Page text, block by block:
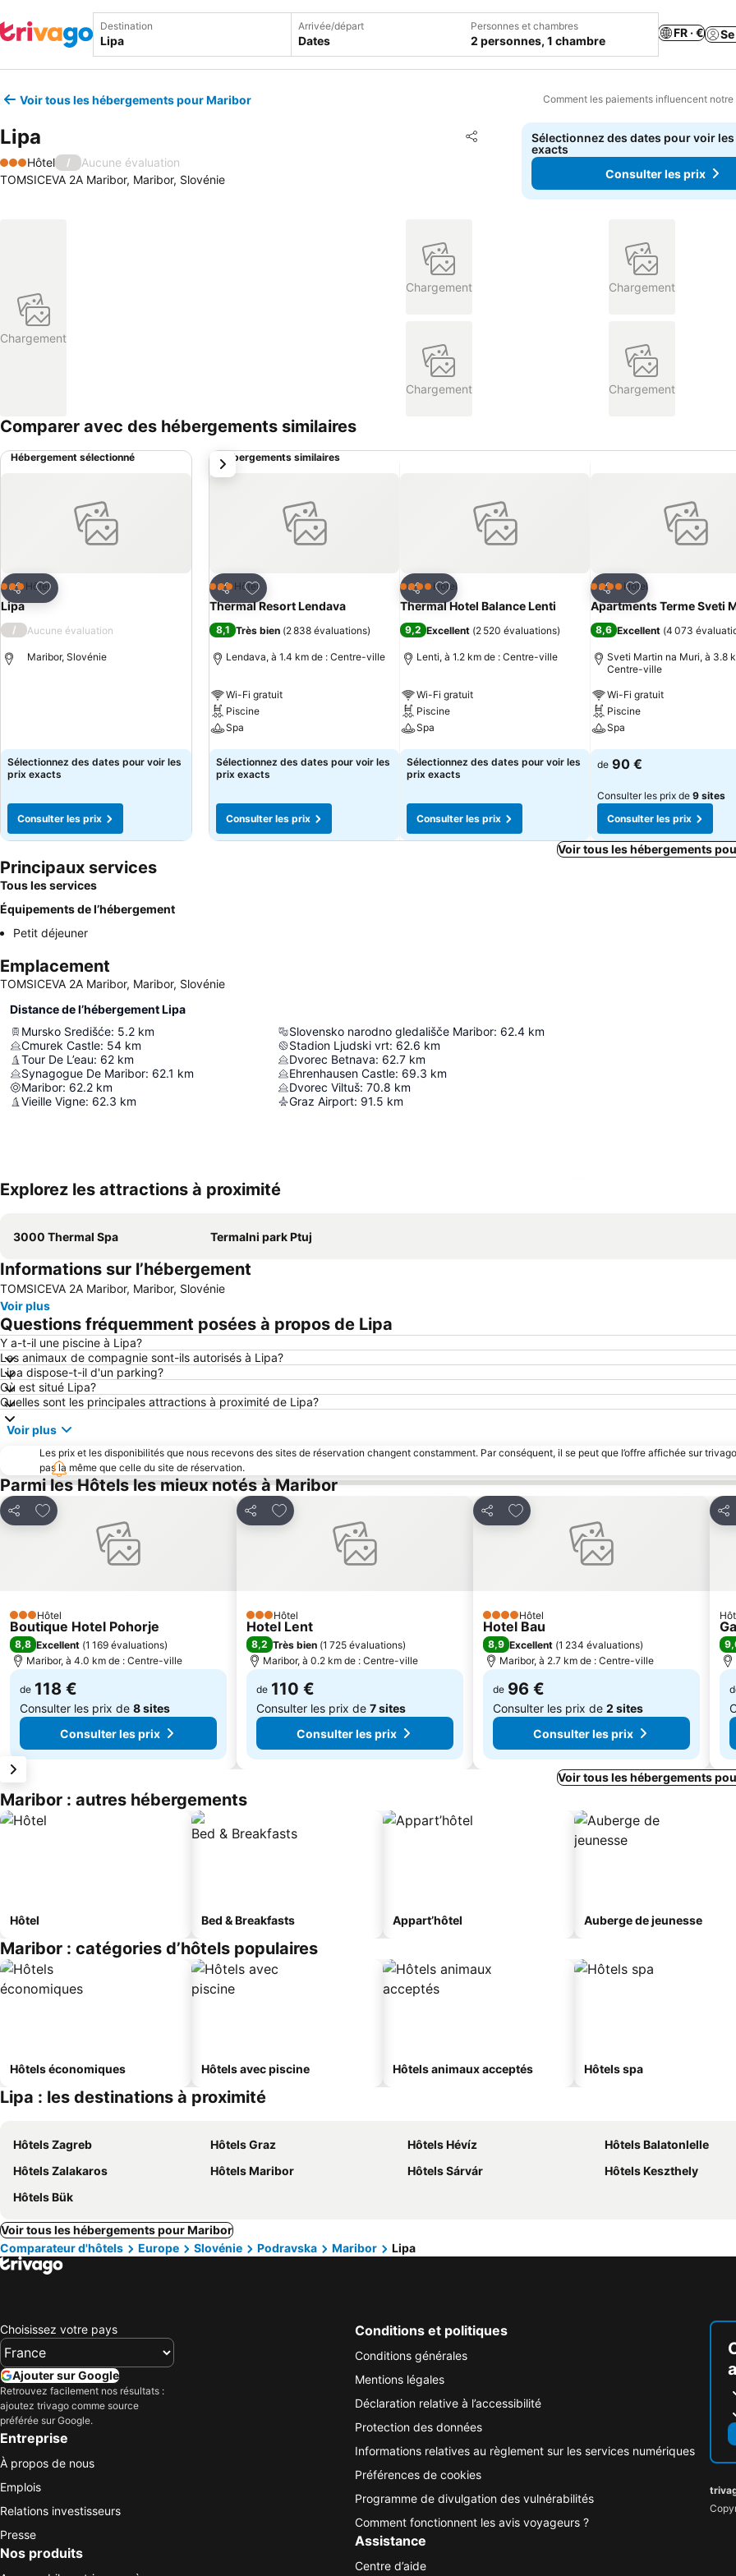
Destination Arrivée/départ
Dates
Personnes et chambres
2 personnes, 1 chambre
FR · €
Voir tous les hébergements pour Maribor Comment les paiements influencent
Lipa Partager
Ajouter à mes favoris
3 Étoiles
Hôtel /
Aucune évaluation
TOMSICEVA 2A Maribor, Maribor, Slovénie
Sélectionnez des dates pour voir
exacts
Consulter les prix
Chargement
Chargement Chargement
Chargement Chargement
Comparer avec des hébergements similaires
Hébergement sélectionné
Partager
Ajouter à mes favoris
3 ÉtoilesHôtel
Lipa
/ Aucune évaluation
Maribor, Slovénie
Sélectionnez des dates pour voir les
prix exacts
Consulter les prix
Hébergements similaires
Partager
Ajouter à mes favoris
3 ÉtoilesHôtel
Thermal Resort Lendava
8,1 Très bien (2 838 évaluations)
Lendava, à 1.4 km de : Centre-ville
Wi-Fi gratuit
Piscine
Spa
Consulter les prix
Sélectionnez des dates pour voir les
prix exacts
Consulter les prix
Partager
Ajouter à mes favoris
4 ÉtoilesHôtel
Thermal Hotel Balance Lenti
9,2 Excellent (2 520 évaluations)
Lenti, à 1.2 km de : Centre-ville
Wi-Fi gratuit
Piscine
Spa
Consulter les prix
Sélectionnez des dates pour voir les
prix exacts
Consulter les prix
Partager
Ajouter à mes
4 ÉtoilesHôtel
Apartments Terme Sveti
8,6 Excellent (4 073
Sveti Martin na Muri, à 3.8
Centre-ville
Wi-Fi gratuit
Piscine
Spa
Consulter les prix
de 90 €
Consulter les prix de 9 sites
Consulter les prix
suivant
Voir tous les hébergements
Principaux services
Tous les services
Équipements de l’hébergement
Petit déjeuner
Emplacement
TOMSICEVA 2A Maribor, Maribor, Slovénie
Distance de l’hébergement Lipa
Mursko Središće: 5.2 km
Cmurek Castle: 54 km
Tour De L’eau: 62 km
Synagogue De Maribor: 62.1 km
Maribor: 62.2 km
Vieille Vigne: 62.3 km
Slovensko narodno gledališče Maribor: 62.4 km
Stadion Ljudski vrt: 62.6 km
Dvorec Betnava: 62.7 km
Ehrenhausen Castle: 69.3 km
Dvorec Viltuš: 70.8 km
Graz Airport: 91.5 km
Explorez les attractions à proximité
3000 Thermal Spa Termalni park Ptuj
Informations sur l’hébergement
TOMSICEVA 2A Maribor, Maribor, Slovénie
Voir plus
Questions fréquemment posées à propos de Lipa
Y a-t-il une piscine à Lipa?
Les animaux de compagnie sont-ils autorisés à Lipa?
Lipa dispose-t-il d'un parking?
Où est situé Lipa?
Quelles sont les principales attractions à proximité de Lipa?
Voir plus
Les prix et les disponibilités que nous recevons des sites de réservation changent constamment. Par conséquent, il se peut que l’offre affichée sur
pas la même que celle du site de réservation.
Parmi les Hôtels les mieux notés à Maribor
Partager
Ajouter à mes favoris
3 Étoiles
Hôtel
Boutique Hotel Pohorje
8,8 Excellent (1 169 évaluations)
Maribor, à 4.0 km de : Centre-ville
de 118 €
Consulter les prix de 8 sites
Consulter les prix
Partager
Ajouter à mes favoris
3 Étoiles
Hôtel
Hotel Lent
8,2 Très bien (1 725 évaluations)
Maribor, à 0.2 km de : Centre-ville
de 110 €
Consulter les prix de 7 sites
Consulter les prix
Partager
Ajouter à mes favoris
4 ÉtoilesHôtel
Hotel Bau
8,9 Excellent (1 234 évaluations)
Maribor, à 2.7 km de : Centre-ville
de 96 €
Consulter les prix de 2 sites
Consulter les prix
Voir tous les hébergements
Maribor : autres hébergements
Hôtel Bed & Breakfasts Appart’hôtel Auberge de jeunesse
Maribor : catégories d’hôtels populaires
Hôtels économiques Hôtels avec piscine Hôtels animaux acceptés Hôtels spa
Lipa : les destinations à proximité
Hôtels Zagreb Hôtels Graz Hôtels Hévíz
Hôtels Balatonlelle
Hôtels Zalakaros
Hôtels Maribor Hôtels Sárvár
Hôtels Keszthely
Hôtels Bük
Voir tous les hébergements pour Maribor
Comparateur d'hôtels
Europe Slovénie Podravska Maribor Lipa
Choisissez votre pays
Ajouter sur Google
Retrouvez facilement nos résultats :
ajoutez trivago comme source
préférée sur Google.
Entreprise
À propos de nous
Emplois
Relations investisseurs
Presse
Nos produits
Conditions et politiques
Conditions générales
Mentions légales
Déclaration relative à l’accessibilité
Protection des données
Informations relatives au règlement sur les services numériques
Préférences de cookies
Programme de divulgation des vulnérabilités
Comment fonctionnent les avis voyageurs ?
Assistance
Centre d’aide